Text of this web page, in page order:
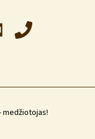
medžiotojas!